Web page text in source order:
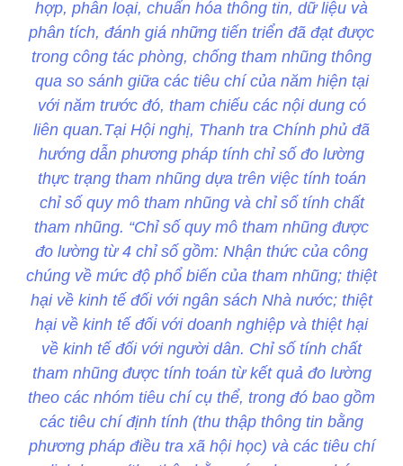
hợp, phân loại, chuẩn hóa thông tin, dữ liệu và
phân tích, đánh giá những tiến triển đã đạt được
trong công tác phòng, chống tham nhũng thông
qua so sánh giữa các tiêu chí của năm hiện tại
với năm trước đó, tham chiếu các nội dung có
liên quan.Tại Hội nghị, Thanh tra Chính phủ đã
hướng dẫn phương pháp tính chỉ số đo lường
thực trạng tham nhũng dựa trên việc tính toán
chỉ số quy mô tham nhũng và chỉ số tính chất
tham nhũng. “Chỉ số quy mô tham nhũng được
đo lường từ 4 chỉ số gồm: Nhận thức của công
chúng về mức độ phổ biến của tham nhũng; thiệt
hại về kinh tế đối với ngân sách Nhà nước; thiệt
hại về kinh tế đối với doanh nghiệp và thiệt hại
về kinh tế đối với người dân. Chỉ số tính chất
tham nhũng được tính toán từ kết quả đo lường
theo các nhóm tiêu chí cụ thể, trong đó bao gồm
các tiêu chí định tính (thu thập thông tin bằng
phương pháp điều tra xã hội học) và các tiêu chí